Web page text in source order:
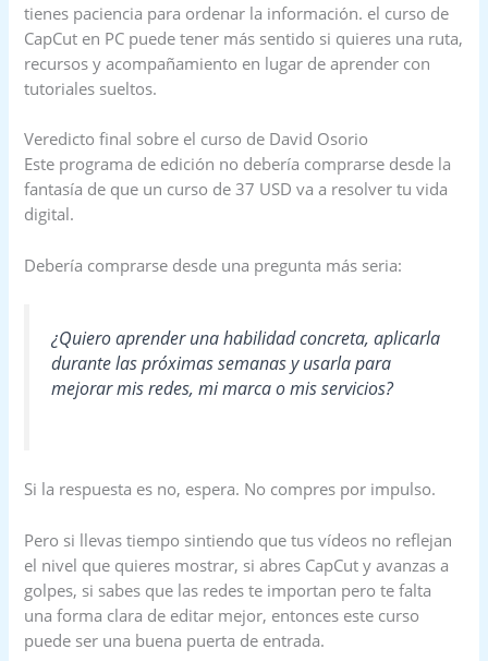
tienes paciencia para ordenar la información. el curso de
CapCut en PC puede tener más sentido si quieres una ruta,
recursos y acompañamiento en lugar de aprender con
tutoriales sueltos.
Veredicto final sobre el curso de David Osorio
Este programa de edición no debería comprarse desde la
fantasía de que un curso de 37 USD va a resolver tu vida
digital.
Debería comprarse desde una pregunta más seria:
¿Quiero aprender una habilidad concreta, aplicarla
durante las próximas semanas y usarla para
mejorar mis redes, mi marca o mis servicios?
Si la respuesta es no, espera. No compres por impulso.
Pero si llevas tiempo sintiendo que tus vídeos no reflejan
el nivel que quieres mostrar, si abres CapCut y avanzas a
golpes, si sabes que las redes te importan pero te falta
una forma clara de editar mejor, entonces este curso
puede ser una buena puerta de entrada.